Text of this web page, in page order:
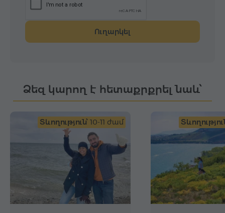
Ուղարկել
Ձեզ կարող է հետաքրքրել նաև՝
Տևողություն՝ 10-11 ժամ